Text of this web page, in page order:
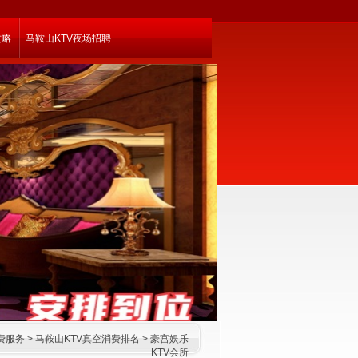
马鞍山KTV夜场招聘
服务 > 马鞍山KTV真空消费排名 > 豪宫娱乐
KTV会所